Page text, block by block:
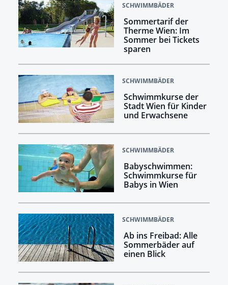
SCHWIMMBÄDER
Sommertarif der
Therme Wien: Im
Sommer bei Tickets
sparen
SCHWIMMBÄDER
Schwimmkurse der
Stadt Wien für Kinder
und Erwachsene
SCHWIMMBÄDER
Babyschwimmen:
Schwimmkurse für
Babys in Wien
SCHWIMMBÄDER
Ab ins Freibad: Alle
Sommerbäder auf
einen Blick